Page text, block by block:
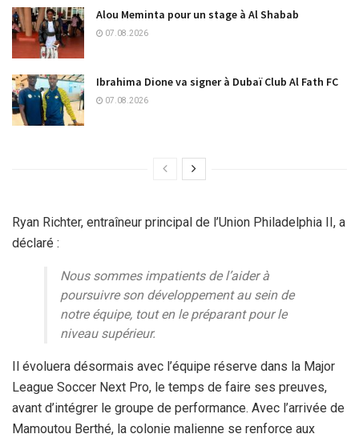
Alou Meminta pour un stage à Al Shabab
07.08.2026
Ibrahima Dione va signer à Dubaï Club Al Fath FC
07.08.2026
Ryan Richter, entraîneur principal de l’Union Philadelphia II, a
déclaré :
Nous sommes impatients de l’aider à
poursuivre son développement au sein de
notre équipe, tout en le préparant pour le
niveau supérieur.
Il évoluera désormais avec l’équipe réserve dans la Major
League Soccer Next Pro, le temps de faire ses preuves,
avant d’intégrer le groupe de performance. Avec l’arrivée de
Mamoutou Berthé, la colonie malienne se renforce aux